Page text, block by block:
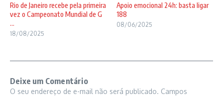
Rio de Janeiro recebe pela primeira
vez o Campeonato Mundial de G
...
18/08/2025
Apoio emocional 24h: basta ligar
188
08/06/2025
Deixe um Comentário
O seu endereço de e-mail não será publicado. Campos